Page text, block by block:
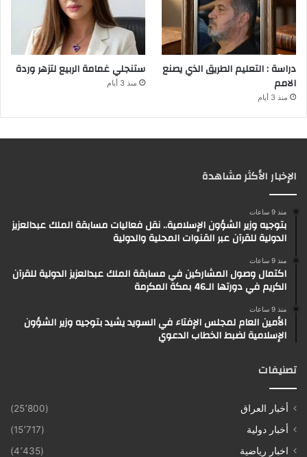
دراسة : التعليم الطريق الذي يصنع
الامم
منذ 3 أيام
ستنجلي غمامة الربيع لتزهر وردة
منذ 3 أيام
الإخبار الأكثر مشاهدة
منذ 9 ساعات
بتوجيه وزير الشؤون الإسلامية.. نقل فعاليات مسابقة الملك عبدالعزيز
الدولية للقرآن عبر القنوات المحلية والدولية
منذ 9 ساعات
اكتمال وصول المشاركين في مسابقة الملك عبدالعزيز الدولية للقرآن
الكريم في دورتها الـ46 بمكة المكرمة
منذ 9 ساعات
الأمين العام لمجلس الإفتاء في السويد يشيد بتوجيه وزير الشؤون
الإسلامية لضبط الخطاب الدعوي
تصنيفات
أخبار العراق
(25٬800)
أخبار دولية
(15٬717)
اخبار رياضية
(4٬435)